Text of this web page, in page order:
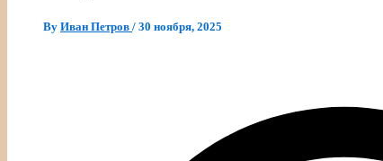
By Иван Петров / 30 ноября, 2025